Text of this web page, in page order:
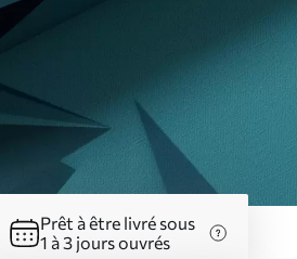
Prêt à être livré sous
1 à 3 jours ouvrés